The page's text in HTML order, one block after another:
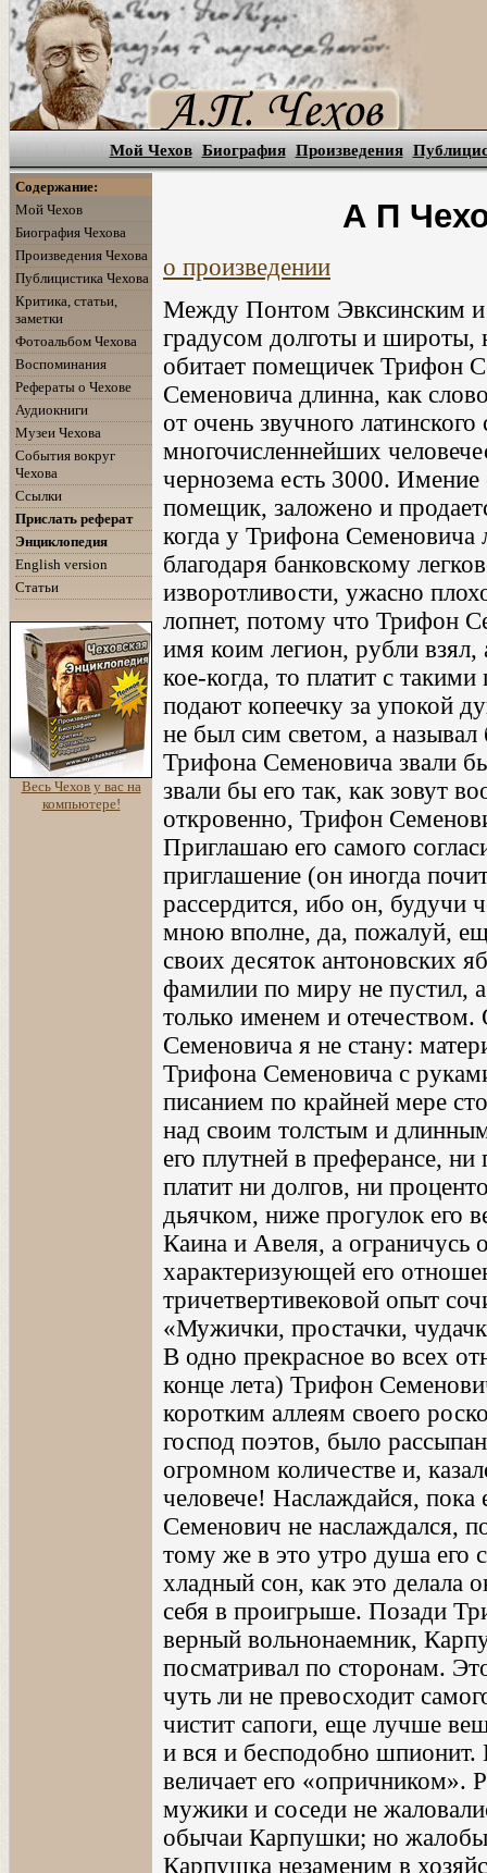
Мой Чехов Биография Произведения
Содержание:
Мой Чехов
Биография Чехова
Произведения Чехова
Публицистика Чехова
Критика, статьи,
заметки
Фотоальбом Чехова
Воспоминания
Рефераты о Чехове
Аудиокниги
Музеи Чехова
События вокруг
Чехова
Ссылки
Прислать реферат
Энциклопедия
English version
Статьи
Весь Чехов у вас на
компьютере!
А П
о произведении
Между Понтом Эвксинским и
градусом долготы и широты,
обитает помещичек Трифон
Семеновича длинна, как
от очень звучного
многочисленнейших
чернозема есть 3000.
помещик, заложено и
когда у Трифона
благодаря банковскому
изворотливости, ужасно
лопнет, потому что Трифон
имя коим легион, рубли взял,
кое-когда, то платит с
подают копеечку за упокой
не был сим светом, а
Трифона Семеновича звали
звали бы его так, как зовут
откровенно, Трифон
Приглашаю его самого
приглашение (он иногда
рассердится, ибо он, будучи
мною вполне, да, пожалуй,
своих десяток антоновских
фамилии по миру не пустил,
только именем и
Семеновича я не стану:
Трифона Семеновича с
писанием по крайней мере
над своим толстым и
его плутней в преферансе,
платит ни долгов, ни
дьячком, ниже прогулок его
Каина и Авеля, а ограничусь
характеризующей его
тричетвертивековой опыт
«Мужички, простачки,
В одно прекрасное во всех
конце лета) Трифон
коротким аллеям своего
господ поэтов, было
огромном количестве и,
человече! Наслаждайся,
Семенович не наслаждался,
тому же в это утро душа его
хладный сон, как это делала
себя в проигрыше. Позади
верный вольнонаемник,
посматривал по сторонам.
чуть ли не превосходит
чистит сапоги, еще лучше
и вся и бесподобно шпионит.
величает его «опричником».
мужики и соседи не
обычаи Карпушки; но жалобы
Карпушка незаменим в